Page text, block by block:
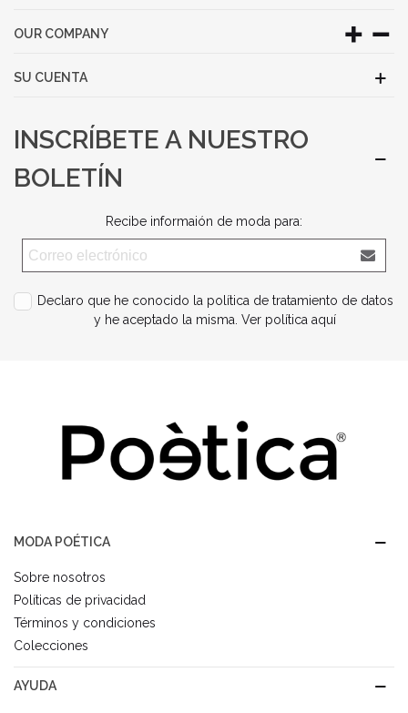
OUR COMPANY
SU CUENTA
INSCRÍBETE A NUESTRO
BOLETÍN
Recibe informaión de moda para:
Declaro que he conocido la política de tratamiento de datos
y he aceptado la misma. Ver política aquí
MODA POÉTICA
Sobre nosotros
Políticas de privacidad
Términos y condiciones
Colecciones
AYUDA